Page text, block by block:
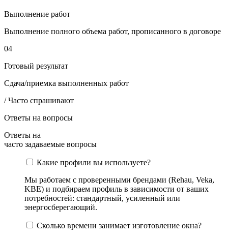
Выполнение работ
Выполнение полного объема работ, прописанного в договоре
04
Готовый результат
Сдача/приемка выполненных работ
/ Часто спрашивают
Ответы на вопросы
Ответы на
часто задаваемые вопросы
Какие профили вы используете?
Мы работаем с проверенными брендами (Rehau, Veka,
KBE) и подбираем профиль в зависимости от ваших
потребностей: стандартный, усиленный или
энергосберегающий.
Сколько времени занимает изготовление окна?